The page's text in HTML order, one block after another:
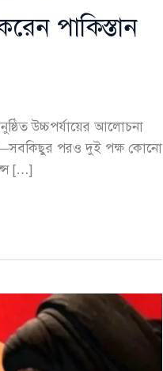
পাকিস্তান
উচ্চপর্যায়ের আলোচনা
পরও দুই পক্ষ কোনো
[…]